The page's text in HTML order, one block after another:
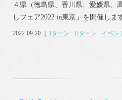
４県（徳島県、香川県、愛媛県、
しフェア2022 in東京」を開催しま
2022-09-20 ｜Iターン Uターン イベン